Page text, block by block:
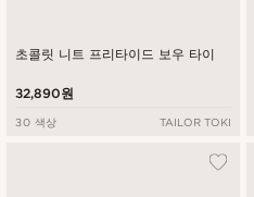
초콜릿 니트 프리타이드 보우 타이
32,890원
30 색상 TAILOR TOKI